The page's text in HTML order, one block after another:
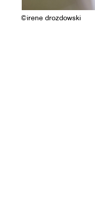
©irene drozdowski